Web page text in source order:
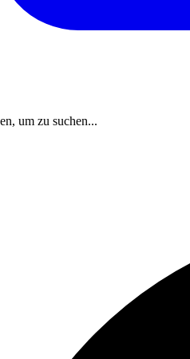
um zu suchen...